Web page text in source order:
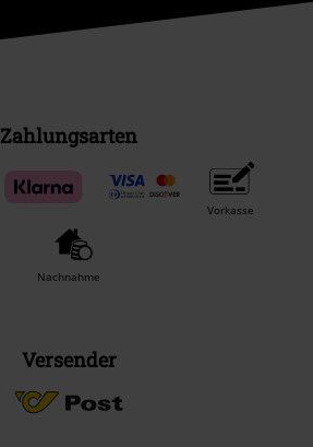
Zahlungsarten
Vorkasse
Nachnahme
Versender